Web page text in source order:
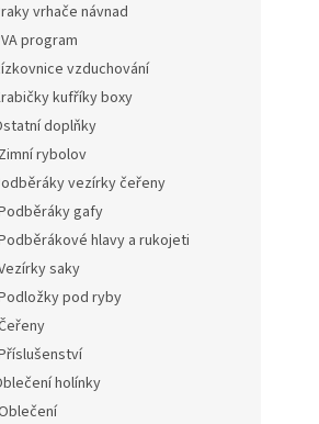
vrhače návnad
program
vzduchování
kufříky boxy
doplňky
Zimní rybolov
vezírky čeřeny
gafy
hlavy a rukojeti
saky
pod ryby
holínky